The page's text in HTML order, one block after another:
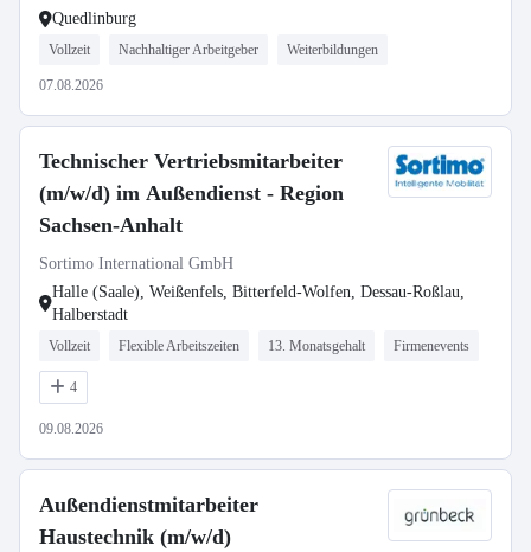
Quedlinburg
Vollzeit Nachhaltiger Arbeitgeber Weiterbildungen
07.08.2026
Technischer Vertriebsmitarbeiter
(m/w/d) im Außendienst - Region
Sachsen-Anhalt
Sortimo International GmbH
Halle (Saale), Weißenfels, Bitterfeld-Wolfen, Dessau-Roßlau,
Halberstadt
Vollzeit Flexible Arbeitszeiten 13. Monatsgehalt Firmenevents
4
09.08.2026
Außendienstmitarbeiter
Haustechnik (m/w/d)